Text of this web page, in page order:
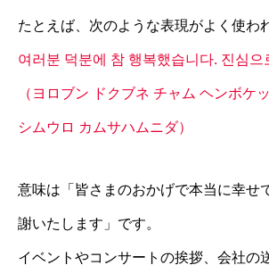
たとえば、次のような表現がよく使わ
여러분 덕분에 참 행복했습니다. 진심으
（ヨロブン ドクブネ チャム ヘンボケ
シムウロ カムサハムニダ）
意味は「皆さまのおかげで本当に幸せ
謝いたします」です。
イベントやコンサートの挨拶、会社の